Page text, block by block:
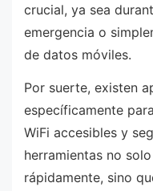
crucial, ya sea
emergencia o
de datos móviles.
Por suerte, existen
específicamente
WiFi accesibles y
herramientas no
rápidamente, sino